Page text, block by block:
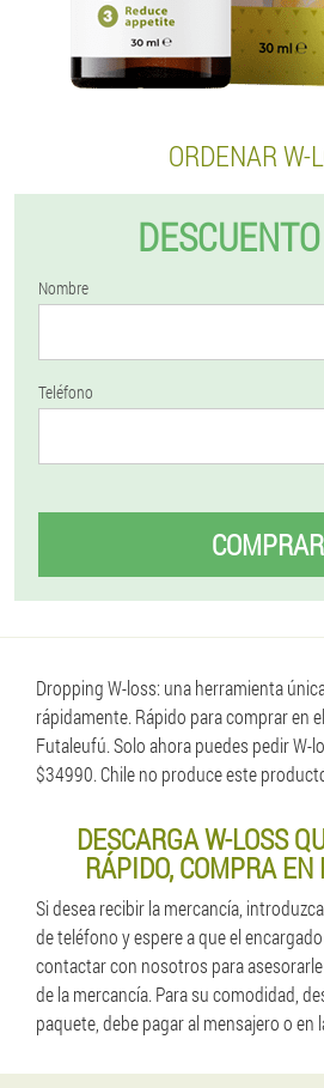
ORDENAR W-
Nombre
Teléfono
COMPRAR
Dropping W-loss: una herramienta
rápidamente. Rápido para comprar en
Futaleufú. Solo ahora puedes pedir W-
$34990. Chile no produce este
DESCARGA W-LOSS
RÁPIDO, COMPRA
Si desea recibir la mercancía,
de teléfono y espere a que el
contactar con nosotros para
de la mercancía. Para su comodidad,
paquete, debe pagar al mensajero o en